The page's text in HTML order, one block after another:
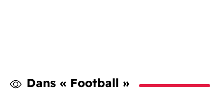
Dans « Football »